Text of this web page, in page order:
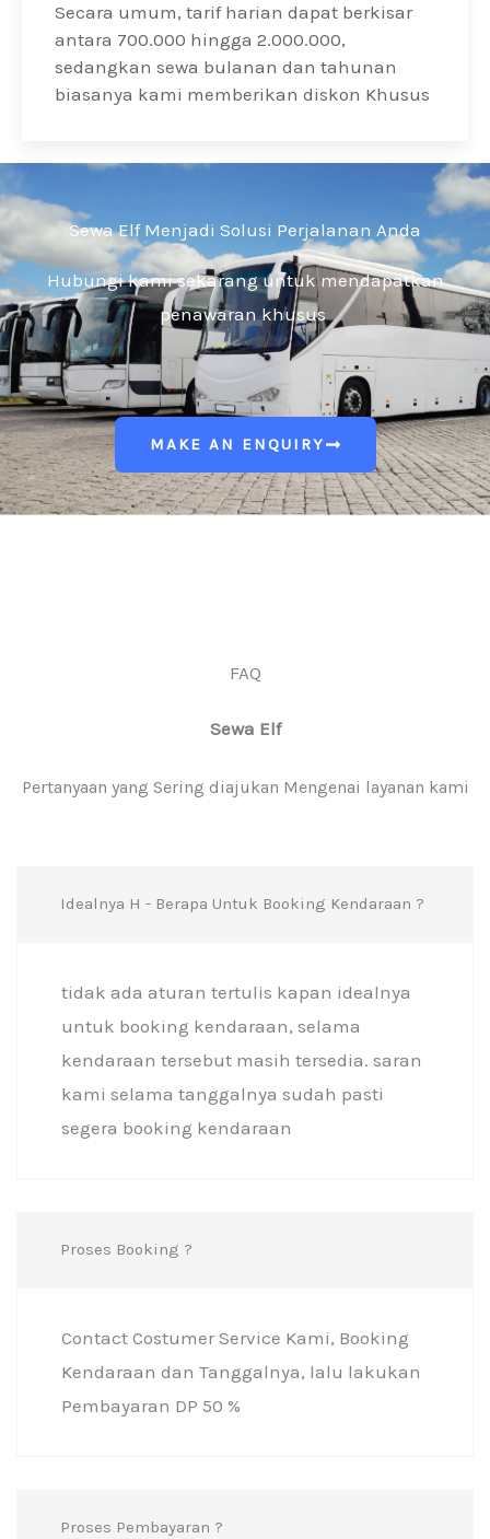
Secara umum, tarif harian dapat berkisar
antara 700.000 hingga 2.000.000,
sedangkan sewa bulanan dan tahunan
biasanya kami memberikan diskon Khusus
Sewa Elf Menjadi Solusi Perjalanan Anda
Hubungi kami sekarang untuk mendapatkan
penawaran khusus
MAKE AN ENQUIRY
FAQ
Sewa Elf
Pertanyaan yang Sering diajukan Mengenai layanan kami
Idealnya H - Berapa Untuk Booking Kendaraan ?
tidak ada aturan tertulis kapan idealnya
untuk booking kendaraan, selama
kendaraan tersebut masih tersedia. saran
kami selama tanggalnya sudah pasti
segera booking kendaraan
Proses Booking ?
Contact Costumer Service Kami, Booking
Kendaraan dan Tanggalnya, lalu lakukan
Pembayaran DP 50 %
Proses Pembayaran ?